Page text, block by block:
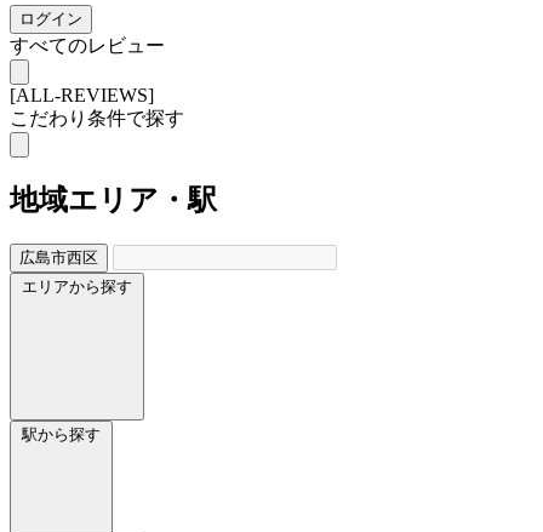
ログイン
すべてのレビュー
[ALL-REVIEWS]
こだわり条件で探す
地域エリア・駅
広島市西区
エリアから探す
駅から探す